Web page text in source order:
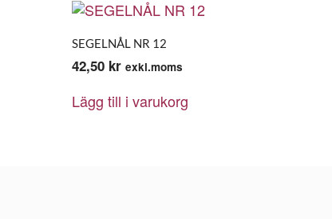
SEGELNÅL NR 12
42,50 kr exkl.moms
Lägg till i varukorg